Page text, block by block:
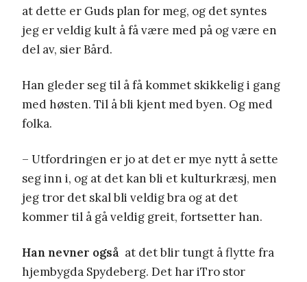
at dette er Guds plan for meg, og det syntes
jeg er veldig kult å få være med på og være en
del av, sier Bård.
Han gleder seg til å få kommet skikkelig i gang
med høsten. Til å bli kjent med byen. Og med
folka.
– Utfordringen er jo at det er mye nytt å sette
seg inn i, og at det kan bli et kulturkræsj, men
jeg tror det skal bli veldig bra og at det
kommer til å gå veldig greit, fortsetter han.
Han nevner også at det blir tungt å flytte fra
hjembygda Spydeberg. Det har iTro stor